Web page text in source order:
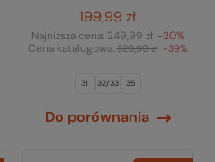
199,99 zł
Najniższa cena: 249,99 zł -20%
Cena katalogowa:329,99 zł -39%
31 32/33 35
Do porównania